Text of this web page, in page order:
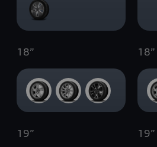
18”
19”
18”
19”